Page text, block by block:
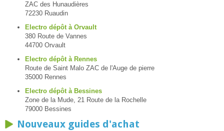
ZAC des Hunaudières
72230 Ruaudin
Electro dépôt à Orvault
380 Route de Vannes
44700 Orvault
Electro dépôt à Rennes
Route de Saint Malo ZAC de l'Auge de pierre
35000 Rennes
Electro dépôt à Bessines
Zone de la Mude, 21 Route de la Rochelle
79000 Bessines
Nouveaux guides d'achat